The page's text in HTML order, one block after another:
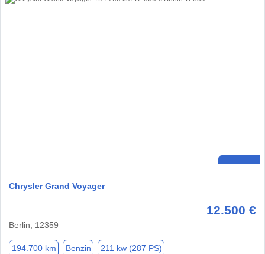
Chrysler Grand Voyager
12.500 €
Berlin, 12359
194.700 km Benzin 211 kw (287 PS)